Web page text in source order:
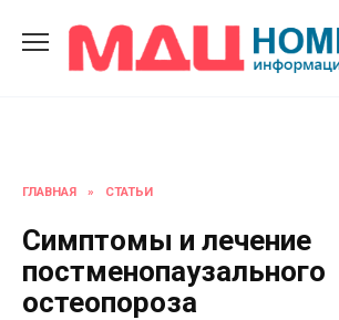
содержанию
ГЛАВНАЯ » СТАТЬИ
Симптомы и лечение
постменопаузального
остеопороза